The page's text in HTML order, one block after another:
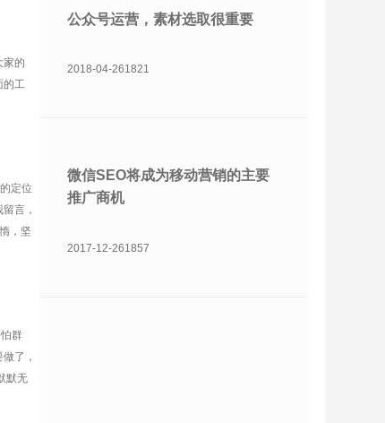
公众号运营，素材选取很重要
2018-04-261821
微信SEO将成为移动营销的主要
推广商机
2017-12-261857
家的
的工
定位
言，
，坚
群
了，
默无